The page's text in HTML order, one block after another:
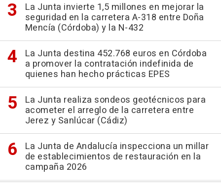
La Junta invierte 1,5 millones en mejorar la
seguridad en la carretera A-318 entre Doña
Mencía (Córdoba) y la N-432
La Junta destina 452.768 euros en Córdoba
a promover la contratación indefinida de
quienes han hecho prácticas EPES
La Junta realiza sondeos geotécnicos para
acometer el arreglo de la carretera entre
Jerez y Sanlúcar (Cádiz)
La Junta de Andalucía inspecciona un millar
de establecimientos de restauración en la
campaña 2026